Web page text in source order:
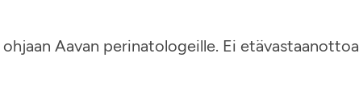
Aavan perinatologeille. Ei etävastaanottoa